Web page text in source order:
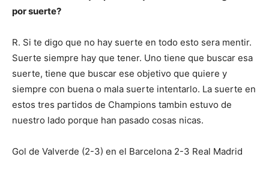
por suerte?
R. Si te digo que no hay suerte en todo esto sera mentir.
Suerte siempre hay que tener. Uno tiene que buscar esa
suerte, tiene que buscar ese objetivo que quiere y
siempre con buena o mala suerte intentarlo. La suerte en
estos tres partidos de Champions tambin estuvo de
nuestro lado porque han pasado cosas nicas.
Gol de Valverde (2-3) en el Barcelona 2-3 Real Madrid